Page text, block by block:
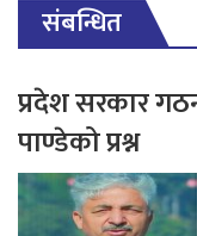
संबन्धित
प्रदेश सरकार
पाण्डेको प्रश्न